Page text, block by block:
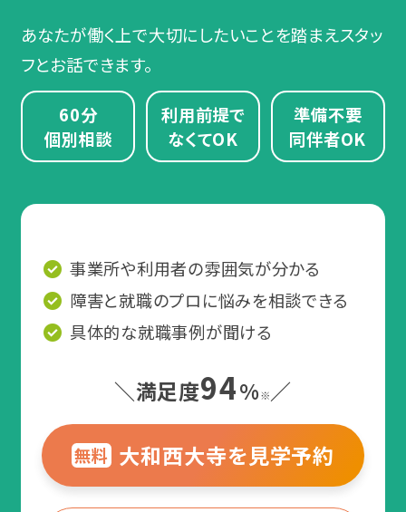
あなたが働く上で大切にしたいことを踏まえスタッ
フとお話できます。
60分
個別相談
利用前提で
なくてOK
準備不要
同伴者OK
事業所や利用者の雰囲気が分かる
障害と就職のプロに悩みを相談できる
具体的な就職事例が聞ける
＼満足度94%※ ／
無料 大和西大寺を見学予約